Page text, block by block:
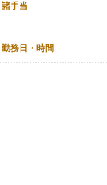
諸手当
勤務日・時間